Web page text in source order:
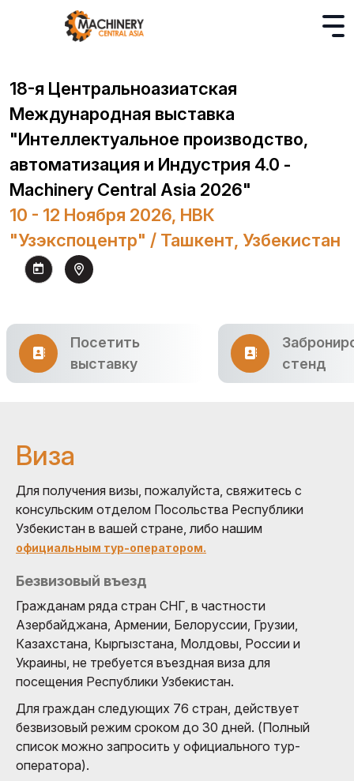
18-я Центральноазиатская
Международная выставка
"Интеллектуальное производство,
автоматизация и Индустрия 4.0 -
Machinery Central Asia 2026"
10 - 12 Ноября 2026, НВК
"Узэкспоцентр" / Ташкент, Узбекистан
Посетить
выставку
стенд
Виза
Для получения визы, пожалуйста, свяжитесь с
консульским отделом Посольства Республики
Узбекистан в вашей стране, либо нашим
официальным тур-оператором.
Безвизовый въезд
Гражданам ряда стран СНГ, в частности
Азербайджана, Армении, Белоруссии, Грузии,
Казахстана, Кыргызстана, Молдовы, России и
Украины, не требуется въездная виза для
посещения Республики Узбекистан.
Для граждан следующих 76 стран, действует
безвизовый режим сроком до 30 дней. (Полный
список можно запросить у официального тур-
оператора).